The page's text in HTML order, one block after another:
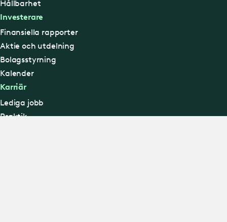
Rådgivning
Här finns vi
Hyresgästservice
Felanmälan
Fastighetsservice
Energidata
Vanliga frågor
Husteamet
Om Castellum